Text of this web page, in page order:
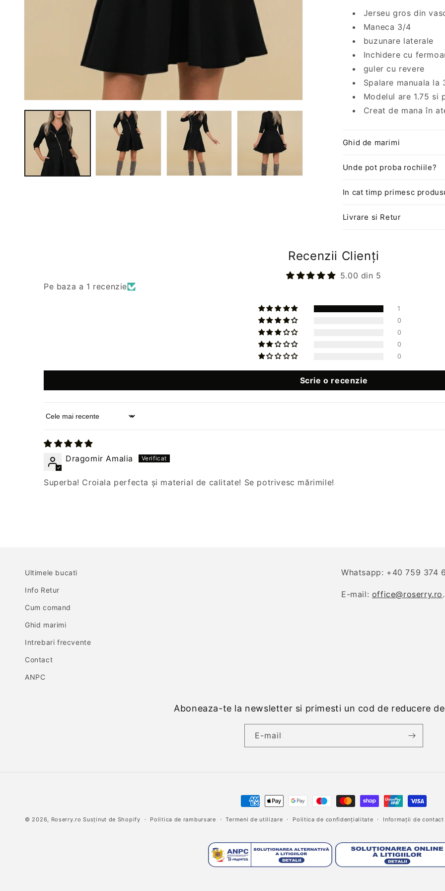
fata
fata
Jerseu gros din
Maneca 3/4
buzunare laterale
Inchidere cu
guler cu revere
Spalare manuala la
Modelul are 1.75 si
Creat de mana în
Ghid de marimi
Unde pot proba rochiile?
In cat timp primesc
Livrare si Retur
Recenzii Clienți
5.00 din 5
Pe baza a 1 recenzie
1
0
0
0
0
Scrie o recenzie
Sort by
Dragomir Amalia
Superba! Croiala perfecta și material de calitate! Se potrivesc mărimile!
Ultimele bucati
Info Retur
Cum comand
Ghid marimi
Intrebari frecvente
Contact
ANPC
Whatsapp: +40 759 374
E-mail: office@roserry.ro.
Aboneaza-te la newsletter si primesti un cod de reducere de
E-mail
Metode
de
© 2026, Roserry.ro Susținut de Shopify Politica de rambursare Termeni de utilizare Politica de confidențialitate Informații de contact